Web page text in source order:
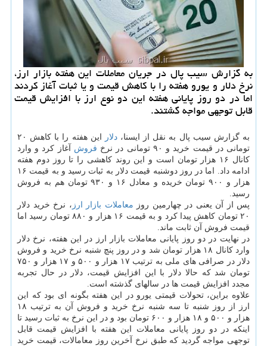
به گزارش سیب پال در جریان معاملات این هفته بازار ارز،
نرخ دلار و یورو هفته را با كاهش قیمت و یا ثبات آغاز كردند
اما در دو روز پایانی هفته این دو نوع ارز با افزایش قیمت
قابل توجهی مواجه گشتند.
به گزارش سیب پال به نقل از ایسنا،دلار
این هفته را با کاهش ۲۰
تومانی در قیمت خرید و ۹۰ تومانی در نرخ
فروش آغاز کرد و وارد
کانال ۱۶ هزار تومان است و این روند کاهشی را تا روز دوم هفته
ادامه داد. اما در روز دوشنبه قیمت دلار به ثبات رسید و به قیمت ۱۶
هزار و ۹۰۰ تومان خریده و معادل ۱۶ و ۹۳۰ تومان هم به فروش
رسید.
پس از آن یعنی در چهارمین روز معاملات بازار ارز ، نرخ خرید دلار
۲۰ تومان کاهش پیدا کرد و به قیمت ۱۶ هزار و ۸۸۰ تومان رسید اما
قیمت فروش آن ثابت ماند.
در نهایت در دو روز پایانی معاملات بازار ارز در این هفته، نرخ دلار
وارد کانال ۱۸ هزار تومان شد و در روز پنچ شنبه نرخ خرید و فروش
دلار در صرافی های ملی به ترتیب ۱۷ هزار و ۵۰۰ و ۱۷ هزار و ۷۵۰
تومان شد که حالا دلار با این افزایش قیمت، دلار در حال تجربه
مجدد افزایش قیمت ها در سالهای گذشته است.
علاوه براین، تحولات قیمتی یورو در این هفته بگونه ای بود که این
ارز از روز شنبه تا سه شنبه نرخ خرید و فروش آن به ترتیب ۱۸
هزار و ۵۰۰ و ۱۸ هزار و ۶۰۰ تومان بود و در این نرخ به ثبات رسید تا
اینکه در دو روز پایانی معاملات این هفته با افزایش قیمت قابل
توجهی مواجه گردید که طبق نرخ آخرین روز معامالات، قیمت خرید